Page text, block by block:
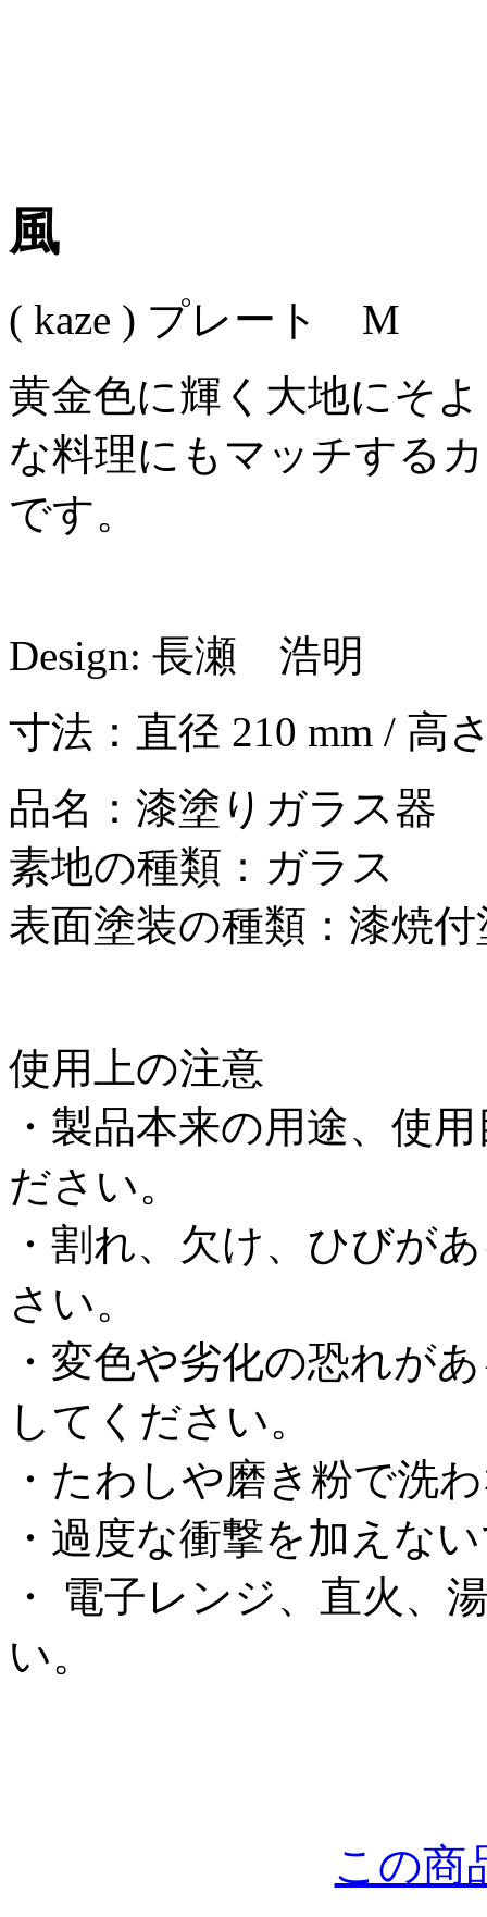
風
( kaze ) プレート M
黄金色に輝く大地にそ
な料理にもマッチする
です。
Design: 長瀬 浩明
寸法：直径 210 mm / 高
品名：漆塗りガラス器
素地の種類：ガラス
表面塗装の種類：漆焼付
使用上の注意
・製品本来の用途、使
ださい。
・割れ、欠け、ひびが
さい。
・変色や劣化の恐れが
してください。
・たわしや磨き粉で洗
・過度な衝撃を加えな
・ 電子レンジ、直火、
い。
この商